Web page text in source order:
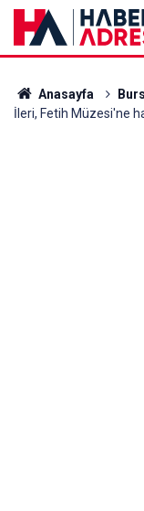
Anasayfa
İleri, Fetih Müzesi'ne